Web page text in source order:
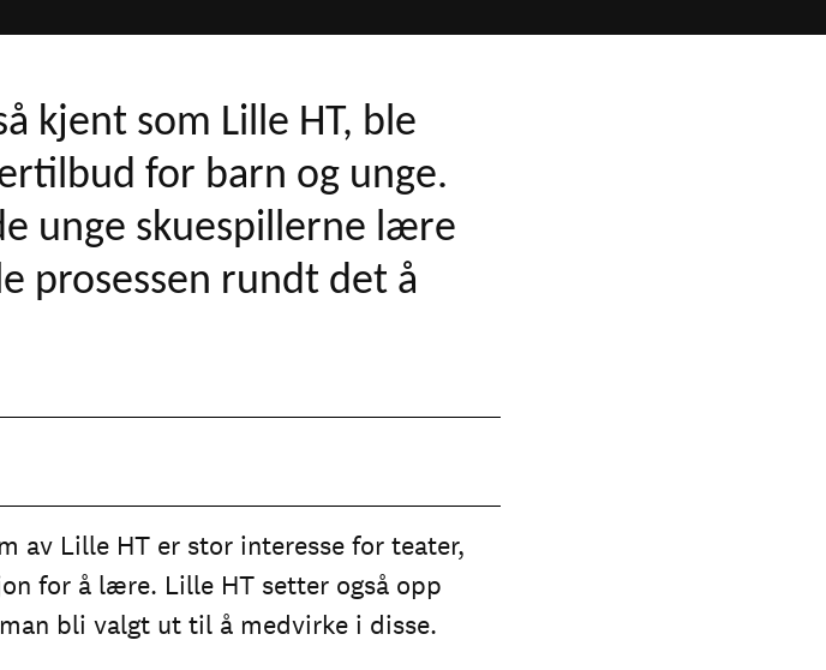
kjent som Lille HT, ble
for barn og unge.
unge skuespillerne lære
prosessen rundt det å
av Lille HT er stor interesse for teater,
for å lære. Lille HT setter også opp
bli valgt ut til å medvirke i disse.